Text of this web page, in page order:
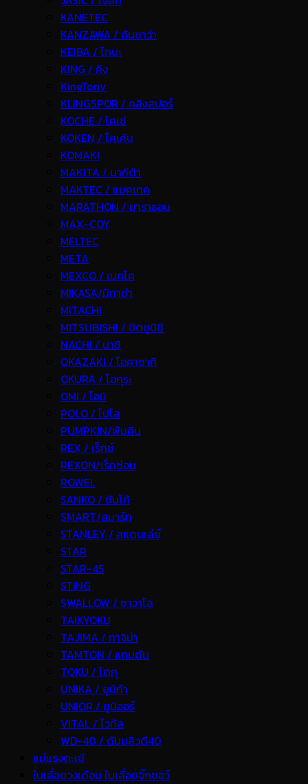
KANETEC
KANZAWA / คันซาว่า
KEIBA / ไกบะ
KING / คิง
KingTony
KLINGSPOR / คลิงสปอร์
KOCHE / โคเช่
KOKEN / โคเค้น
KOMAKI
MAKITA / มากีต้า
MAKTEC / แมคเทค
MARATHON / มาราธอน
MAX-COY
MELTEC
META
MEXCO / เมคโค
MIKASA/มิกาซ่า
MITACHI
MITSUBISHI / มิตซูบิชิ
NACHI / นาชิ
OKAZAKI / โอคาซากิ
OKURA / โอกุระ
OMI / โอมิ
POLO / โปโล
PUMPKIN/พัมคิน
REX / เร็กช์
REXON/เร็กซ่อน
ROWEL
SANKO / ซันโก้
SMART/สมาร์ท
STANLEY / สแตนเล่ย์
STAR
STAR-45
STING
SWALLOW / ซาวาโล
TAIKYOKU
TAJIMA / ทาจิม่า
TAMTON / แทมตัน
TOKU / โตกุ
UNIKA / ยูนิก้า
UNIOR / ยูนิออร์
VITAL / ไวทัล
WD-40 / ดับบลิวดี40
แม่แรงตะเข้
ใบเลื่อยวงเดือน ใบเลื่อยจิ๊กซอว์